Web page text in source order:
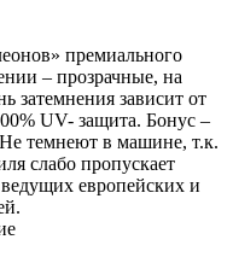
премиального
– прозрачные, на
затемнения зависит от
UV- защита. Бонус –
темнеют в машине, т.к.
слабо пропускает
европейских и